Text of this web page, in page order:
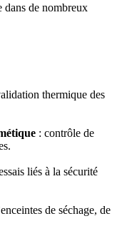
dans de nombreux
thermique des
: contrôle de
liés à la sécurité
de séchage, de